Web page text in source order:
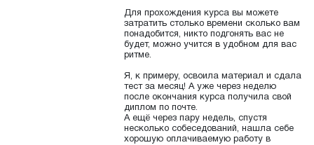
Для прохождения курса вы можете
затратить столько времени сколько вам
понадобится, никто подгонять вас не
будет, можно учится в удобном для вас
ритме.
Я, к примеру, освоила материал и сдала
тест за месяц! А уже через неделю
после окончания курса получила свой
диплом по почте.
А ещё через пару недель, спустя
несколько собеседований, нашла себе
хорошую оплачиваемую работу в